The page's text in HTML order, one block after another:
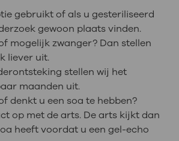
gebruikt of als u gesteriliseerd
gewoon plaats vinden.
mogelijk zwanger? Dan stellen
liever uit.
stellen wij het
maanden uit.
denkt u een soa te hebben?
op met de arts. De arts kijkt dan
heeft voordat u een gel-echo